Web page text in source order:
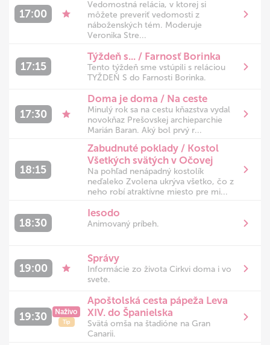
17:00
Vedomostná relácia, v ktorej si
môžete preveriť vedomosti z
náboženských tém. Moderuje
Veronika Stre...
17:15
Týždeň s... / Farnosť Borinka
Tento týždeň sme vstúpili s reláciou
TYŽDEŇ S do Farnosti Borinka.
17:30
Doma je doma / Na ceste
Minulý rok sa na cestu kňazstva vydal
novokňaz Prešovskej archieparchie
Marián Baran. Aký bol prvý r...
18:15
Zabudnuté poklady / Kostol
Všetkých svätých v Očovej
Na pohľad nenápadný kostolík
neďaleko Zvolena ukrýva všetko, čo z
neho robí atraktívne miesto pre mi...
18:30
Iesodo
Animovaný príbeh.
19:00
Správy
Informácie zo života Cirkvi doma i vo
svete.
19:30 Naživo
Tip
Apoštolská cesta pápeža Leva
XIV. do Španielska
Svätá omša na štadióne na Gran
Canarii.